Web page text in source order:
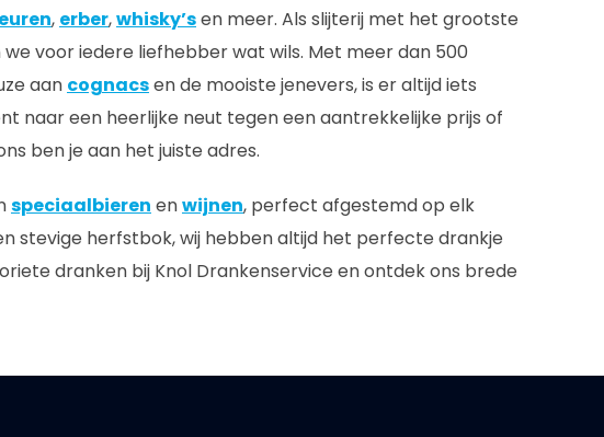
, erber,whisky’sen meer. Als slijterij met het grootste
voor iedere liefhebber wat wils. Met meer dan 500
aan cognacsen de mooiste jenevers, is er altijd iets
naar een heerlijke neut tegen een aantrekkelijke prijs of
ben je aan het juiste adres.
speciaalbieren enwijnen, perfect afgestemd op elk
stevige herfstbok, wij hebben altijd het perfecte drankje
dranken bij Knol Drankenservice en ontdek ons brede